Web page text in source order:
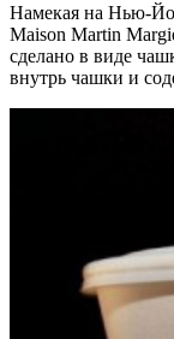
Намекая на Нью-
Maison Martin
сделано в виде
внутрь чашки и